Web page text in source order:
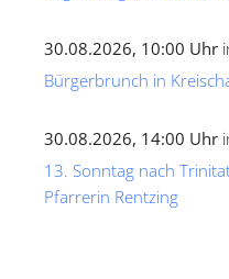
30.08.2026, 10:00 Uhr
Bürgerbrunch in
30.08.2026, 14:00 Uhr
13. Sonntag nach
Pfarrerin Rentzing